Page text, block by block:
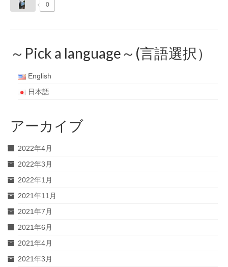
0
～Pick a language～(言語選択）
English
日本語
アーカイブ
2022年4月
2022年3月
2022年1月
2021年11月
2021年7月
2021年6月
2021年4月
2021年3月